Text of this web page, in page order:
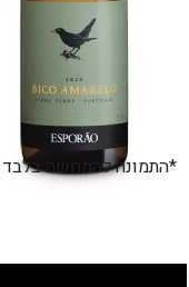
*התמונה להמחשה בלבד